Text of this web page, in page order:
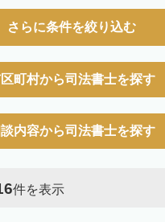
さらに条件を絞り込む
町村から司法書士を探す
内容から司法書士を探す
件を表示